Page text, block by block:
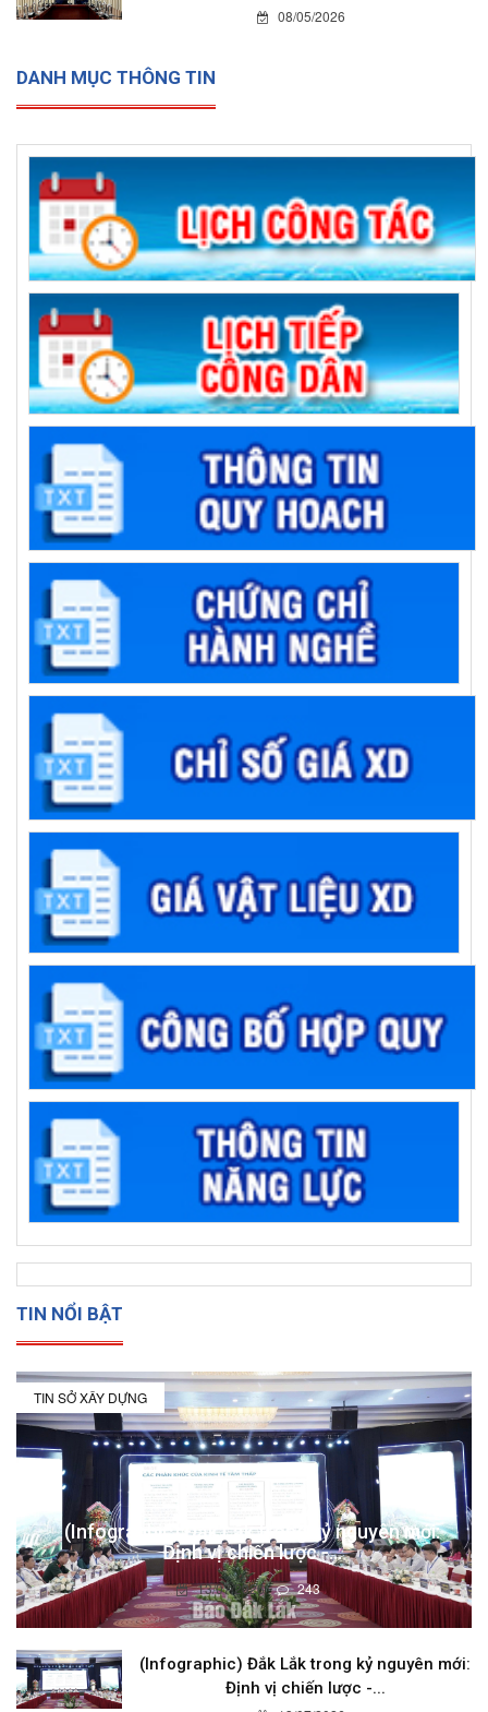
08/05/2026
DANH MỤC THÔNG TIN
TIN NỔI BẬT
TIN SỞ XÂY DỰNG
(Infographic) Đắk Lắk trong kỷ nguyên mới:
Định vị chiến lược -...
13/07/2026 243
(Infographic) Đắk Lắk trong kỷ nguyên mới:
Định vị chiến lược -...